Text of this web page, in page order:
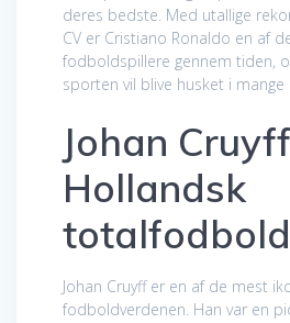
deres bedste. Med utallige
CV er Cristiano Ronaldo en af
fodboldspillere gennem tiden,
sporten vil blive husket i mange
Johan
Hollandsk
Johan Cruyff er en af de mest
fodboldverdenen. Han var en